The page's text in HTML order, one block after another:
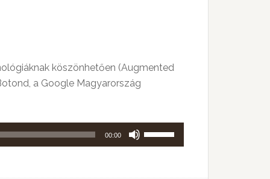
köszönhetően (Augmented
a Google Magyarország
00:00
hangerő
illetőleg